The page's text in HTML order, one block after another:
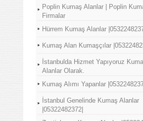
Poplin Kumaş Alanlar | Poplin
Firmalar
Hürrem Kumaş Alanlar
Kumaş Alan Kumaşçılar
İstanbulda Hizmet Yapıyoruz
Alanlar Olarak.
Kumaş Alımı Yapanlar
İstanbul Genelinde Kumaş Alanlar
|05322482372|